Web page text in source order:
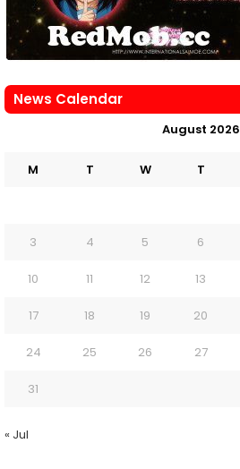
News Calendar
August 2026
M T W T
3 4 5 6
10 11 12 13
17 18 19 20
24 25 26 27
31
« Jul